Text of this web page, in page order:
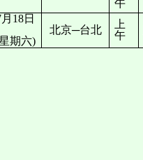
午
月18日
期六)
北京─台北
上
午